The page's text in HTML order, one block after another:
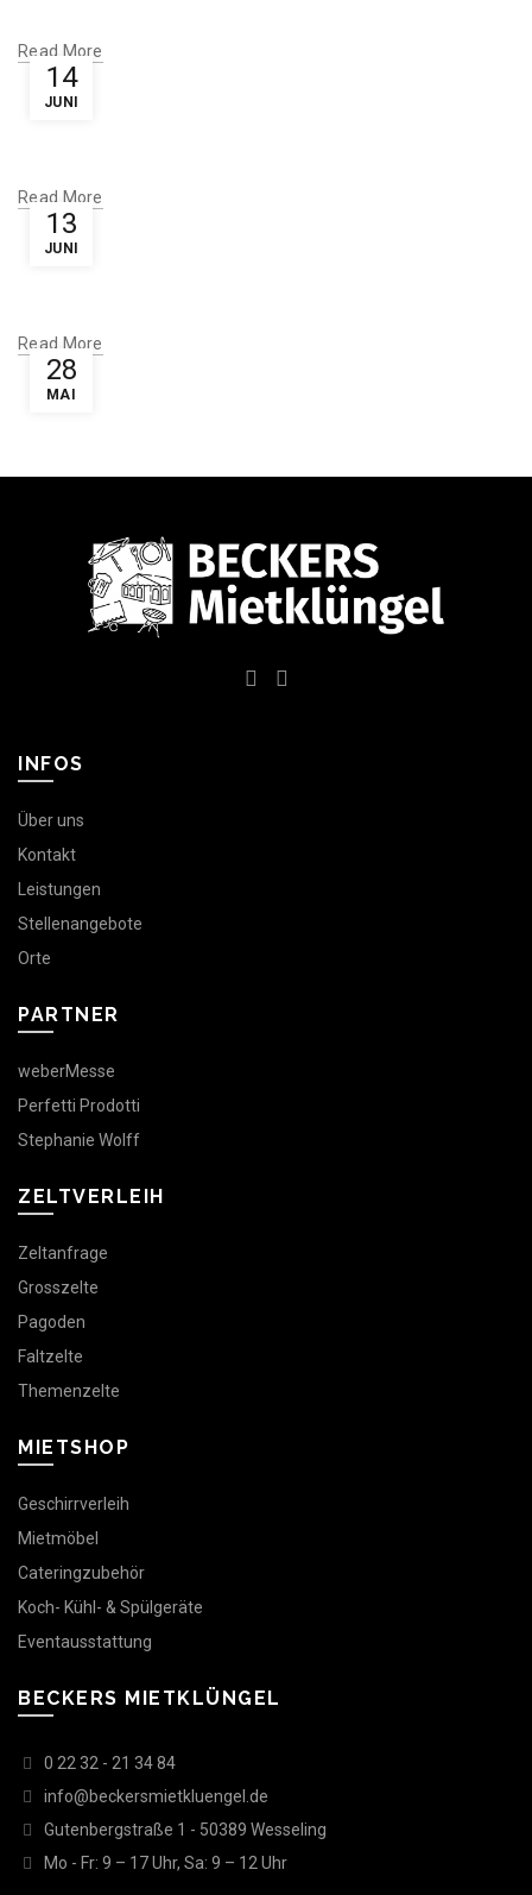
14
JUNI
Read More
13
JUNI
Read More
28
MAI
Read More
INFOS
Über uns
Kontakt
Leistungen
Stellenangebote
Orte
PARTNER
weberMesse
Perfetti Prodotti
Stephanie Wolff
ZELTVERLEIH
Zeltanfrage
Grosszelte
Pagoden
Faltzelte
Themenzelte
MIETSHOP
Geschirrverleih
Mietmöbel
Cateringzubehör
Koch- Kühl- & Spülgeräte
Eventausstattung
BECKERS MIETKLÜNGEL
0 22 32 - 21 34 84
info@beckersmietkluengel.de
Gutenbergstraße 1 - 50389 Wesseling
Mo - Fr: 9 – 17 Uhr, Sa: 9 – 12 Uhr